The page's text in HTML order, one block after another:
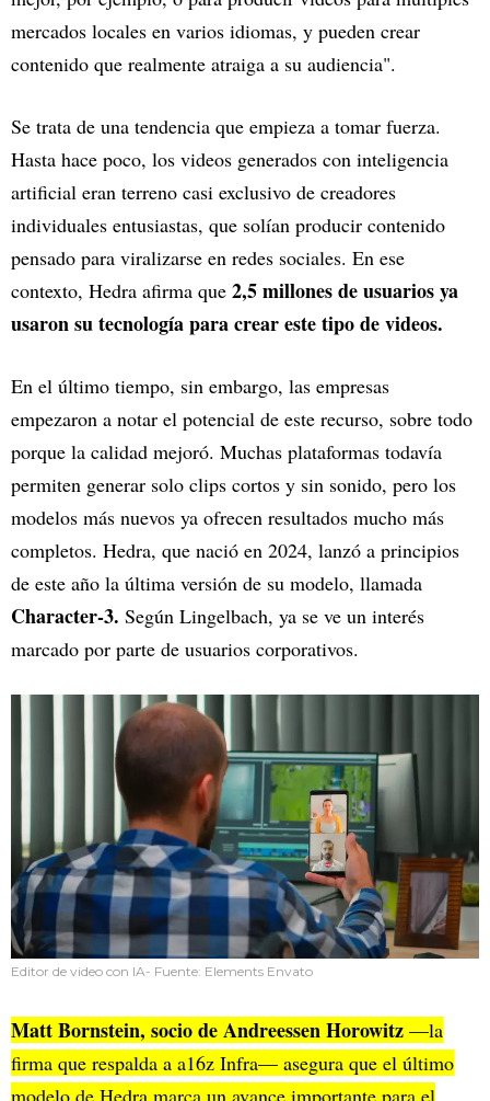
mercados locales en varios idiomas, y pueden crear
contenido que realmente atraiga a su audiencia".
Se trata de una tendencia que empieza a tomar fuerza.
Hasta hace poco, los videos generados con inteligencia
artificial eran terreno casi exclusivo de creadores
individuales entusiastas, que solían producir contenido
pensado para viralizarse en redes sociales. En ese
contexto, Hedra afirma que 2,5 millones de usuarios ya
usaron su tecnología para crear este tipo de videos.
En el último tiempo, sin embargo, las empresas
empezaron a notar el potencial de este recurso, sobre todo
porque la calidad mejoró. Muchas plataformas todavía
permiten generar solo clips cortos y sin sonido, pero los
modelos más nuevos ya ofrecen resultados mucho más
completos. Hedra, que nació en 2024, lanzó a principios
de este año la última versión de su modelo, llamada
Character-3. Según Lingelbach, ya se ve un interés
marcado por parte de usuarios corporativos.
Editor de video con IA- Fuente: Elements Envato
Matt Bornstein, socio de Andreessen Horowitz —la
firma que respalda a a16z Infra— asegura que el último
modelo de Hedra marca un avance importante para el